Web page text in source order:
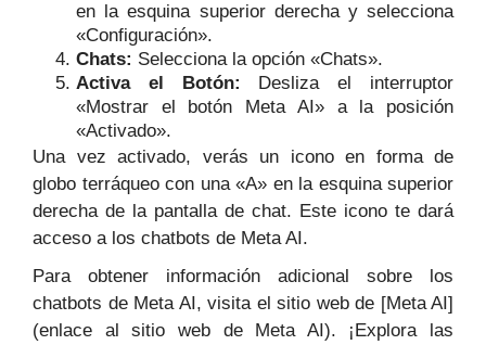
en la esquina superior derecha y selecciona
«Configuración».
Chats: Selecciona la opción «Chats».
Activa el Botón: Desliza el interruptor
«Mostrar el botón Meta AI» a la posición
«Activado».
Una vez activado, verás un icono en forma de
globo terráqueo con una «A» en la esquina superior
derecha de la pantalla de chat. Este icono te dará
acceso a los chatbots de Meta AI.
Para obtener información adicional sobre los
chatbots de Meta AI, visita el sitio web de [Meta AI]
(enlace al sitio web de Meta AI). ¡Explora las